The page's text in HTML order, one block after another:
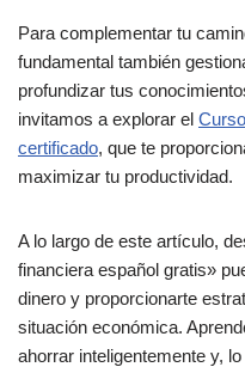
Para complementar tu
fundamental también
profundizar tus
invitamos a explorar el
certificado, que te
maximizar tu productividad.
A lo largo de este artículo,
financiera español gratis»
dinero y proporcionarte
situación económica.
ahorrar inteligentemente y,